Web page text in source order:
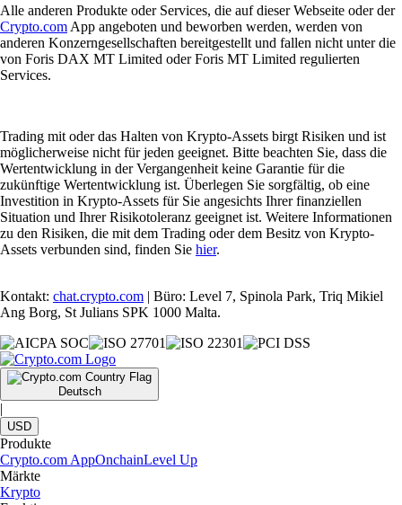
Alle anderen Produkte oder Services, die auf dieser Webseite oder der
Crypto.com App angeboten und beworben werden, werden von
anderen Konzerngesellschaften bereitgestellt und fallen nicht unter die
von Foris DAX MT Limited oder Foris MT Limited regulierten
Services.
Trading mit oder das Halten von Krypto-Assets birgt Risiken und ist
möglicherweise nicht für jeden geeignet. Bitte beachten Sie, dass die
Wertentwicklung in der Vergangenheit keine Garantie für die
zukünftige Wertentwicklung ist. Überlegen Sie sorgfältig, ob eine
Investition in Krypto-Assets für Sie angesichts Ihrer finanziellen
Situation und Ihrer Risikotoleranz geeignet ist. Weitere Informationen
zu den Risiken, die mit dem Trading oder dem Besitz von Krypto-
Assets verbunden sind, finden Sie hier.
Kontakt: chat.crypto.com | Büro: Level 7, Spinola Park, Triq Mikiel
Ang Borg, St Julians SPK 1000 Malta.
Deutsch
|
USD
Produkte
Crypto.com AppOnchainLevel Up
Märkte
Krypto